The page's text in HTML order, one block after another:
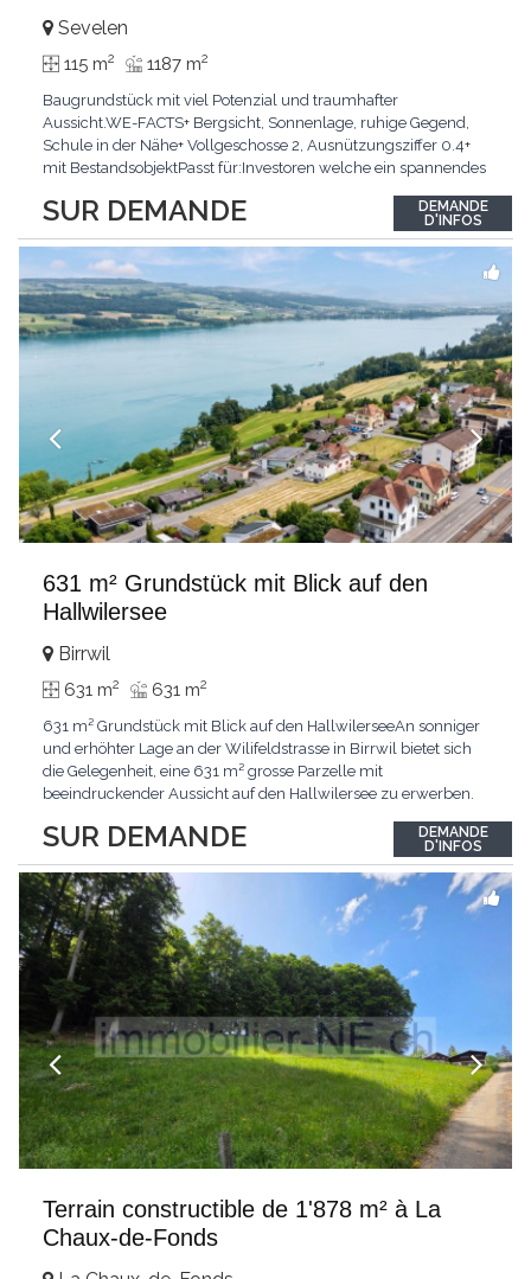
SUR DEMANDE
Sevelen
115 m2 1187 m2
Baugrundstück mit viel Potenzial und traumhafter
Aussicht.WE-FACTS+ Bergsicht, Sonnenlage, ruhige Gegend,
Schule in der Nähe+ Vollgeschosse 2, Ausnützungsziffer 0.4+
mit BestandsobjektPasst für:Investoren welche ein spannendes
viel PotenzialInteressiert? JETZT anrufen: +41 76 804 86 11DEMANDE
D'INFOS
631 m² Grundstück mit Blick auf den
Hallwilersee
SUR DEMANDE
Birrwil
631 m2 631 m2
631 m² Grundstück mit Blick auf den HallwilerseeAn sonniger
und erhöhter Lage an der Wilifeldstrasse in Birrwil bietet sich
die Gelegenheit, eine 631 m² grosse Parzelle mit
beeindruckender Aussicht auf den Hallwilersee zu erwerben.
diesem Grundstück eine ganz besondere Attraktivität. Birrwil
zählt zu den beliebtesten Wohngemeinden...
DEMANDE
D'INFOS
Terrain constructible de 1'878 m² à La
Chaux-de-Fonds